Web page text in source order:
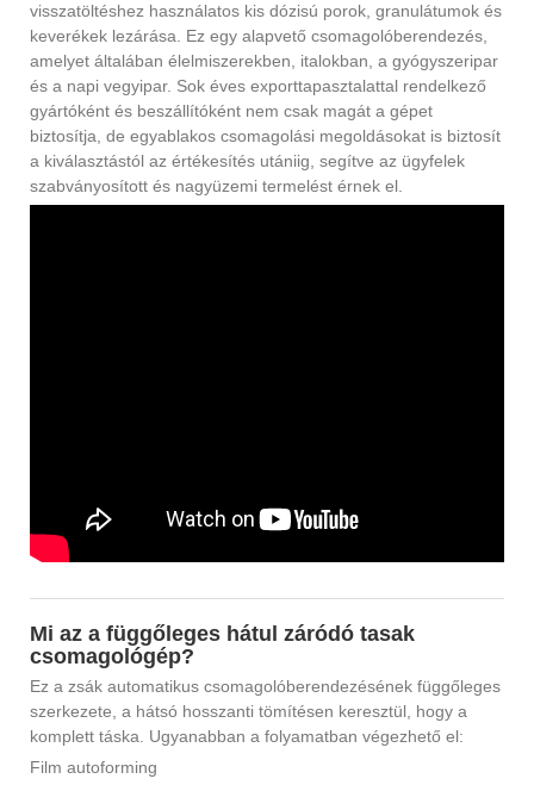
visszatöltéshez használatos kis dózisú porok, granulátumok és
keverékek lezárása. Ez egy alapvető csomagolóberendezés,
amelyet általában élelmiszerekben, italokban, a gyógyszeripar
és a napi vegyipar. Sok éves exporttapasztalattal rendelkező
gyártóként és beszállítóként nem csak magát a gépet
biztosítja, de egyablakos csomagolási megoldásokat is biztosít
a kiválasztástól az értékesítés utániig, segítve az ügyfelek
szabványosított és nagyüzemi termelést érnek el.
Mi az a függőleges hátul záródó tasak
csomagológép?
Ez a zsák automatikus csomagolóberendezésének függőleges
szerkezete, a hátsó hosszanti tömítésen keresztül, hogy a
komplett táska. Ugyanabban a folyamatban végezhető el:
Film autoforming